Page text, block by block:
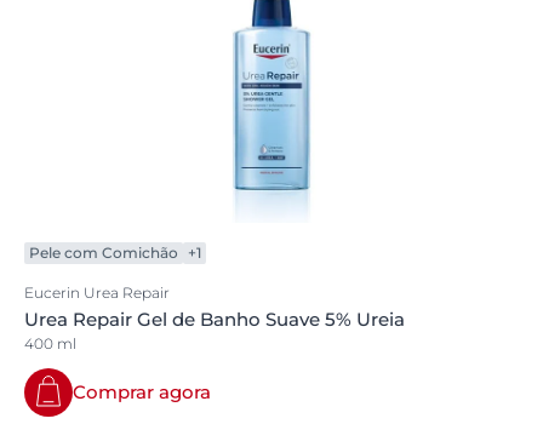
Pele com Comichão +1
Eucerin Urea Repair
Urea Repair Gel de Banho Suave 5% Ureia
400 ml
Comprar agora